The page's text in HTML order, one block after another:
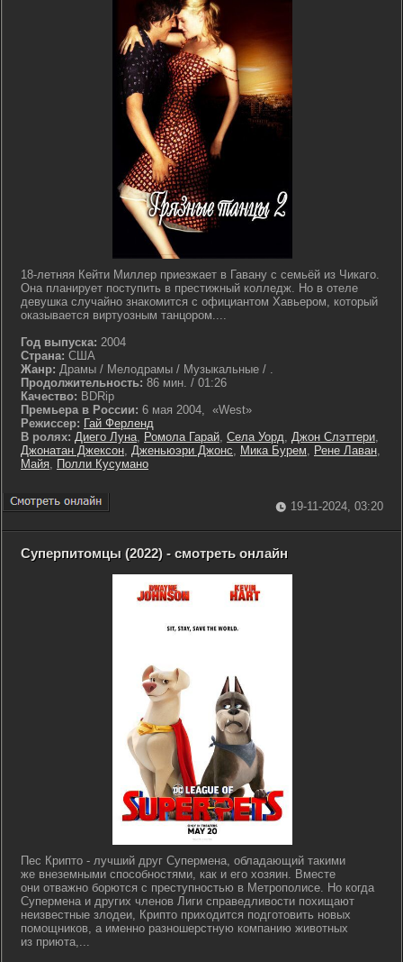
18-летняя Кейти Миллер приезжает в Гавану с семьёй из Чикаго.
Она планирует поступить в престижный колледж. Но в отеле
девушка случайно знакомится с официантом Хавьером, который
оказывается виртуозным танцором....
Год выпуска: 2004
Страна: США
Жанр: Драмы / Мелодрамы / Музыкальные / .
Продолжительность: 86 мин. / 01:26
Качество: BDRip
Премьера в России: 6 мая 2004, «West»
Режиссер: Гай Ферленд
В ролях: Диего Луна, Ромола Гарай, Села Уорд, Джон Слэттери,
Джонатан Джексон, Дженьюэри Джонс, Мика Бурем, Рене Лаван,
Майя, Полли Кусумано
19-11-2024, 03:20
Суперпитомцы (2022) - смотреть онлайн
Пес Крипто - лучший друг Супермена, обладающий такими
же внеземными способностями, как и его хозяин. Вместе
они отважно борются с преступностью в Метрополисе. Но когда
Супермена и других членов Лиги справедливости похищают
неизвестные злодеи, Крипто приходится подготовить новых
помощников, а именно разношерстную компанию животных
из приюта,...